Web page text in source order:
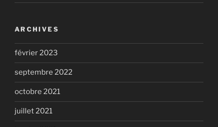
ARCHIVES
février 2023
septembre 2022
octobre 2021
juillet 2021